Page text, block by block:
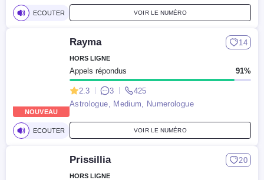
ECOUTER VOIR LE NUMÉRO
NOUVEAU
Rayma 14
HORS LIGNE
Appels répondus 91%
2.3 3
425
Astrologue, Medium, Numerologue
ECOUTER VOIR LE NUMÉRO
Prissillia 20
HORS LIGNE